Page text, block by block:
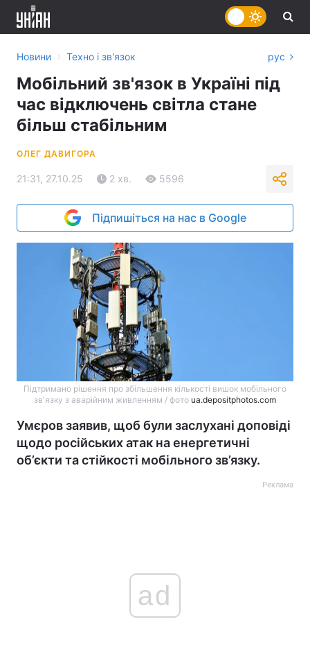
Новини › Техно і зв'язок рус
Мобільний зв'язок в Україні під
час відключень світла стане
більш стабільним
ОЛЕГ ДАВИГОРА
21:31, 27.10.25 2 хв. 5596
Підпишіться на нас в Google
Підтримано рішення про збільшення кількості вишок мобільного
зв'язку з аварійним живленням / фото ua.depositphotos.com
Умєров заявив, щоб були заслухані доповіді
щодо російських атак на енергетичні
об’єкти та стійкості мобільного зв’язку.
Реклама
ad